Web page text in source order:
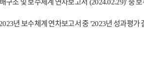
(2024.02.29)'
년 보수체계 연차보고서 중 '2023년 성과평가